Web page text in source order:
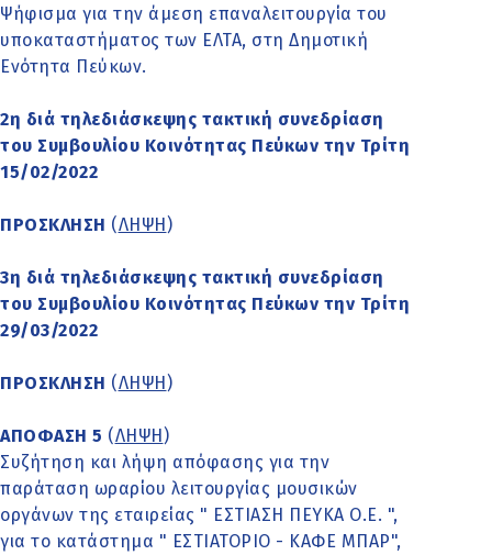
Ψήφισμα για την άμεση επαναλειτουργία του
υποκαταστήματος των ΕΛΤΑ, στη Δημοτική
Ενότητα Πεύκων.
2η διά τηλεδιάσκεψης τακτική συνεδρίαση
του Συμβουλίου Κοινότητας Πεύκων την Τρίτη
15/02/2022
ΠΡΟΣΚΛΗΣΗ (ΛΗΨΗ )
3η διά τηλεδιάσκεψης τακτική συνεδρίαση
του Συμβουλίου Κοινότητας Πεύκων την Τρίτη
29/03/2022
ΠΡΟΣΚΛΗΣΗ (ΛΗΨΗ )
ΑΠΟΦΑΣΗ 5 (ΛΗΨΗ )
Συζήτηση και λήψη απόφασης για την
παράταση ωραρίου λειτουργίας μουσικών
οργάνων της εταιρείας " ΕΣΤΙΑΣΗ ΠΕΥΚΑ Ο.Ε. ",
για το κατάστημα " ΕΣΤΙΑΤΟΡΙΟ - ΚΑΦΕ ΜΠΑΡ",